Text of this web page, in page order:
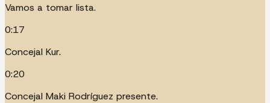
Vamos a tomar lista.
0:17
Concejal Kur.
0:20
Concejal Maki Rodríguez presente.